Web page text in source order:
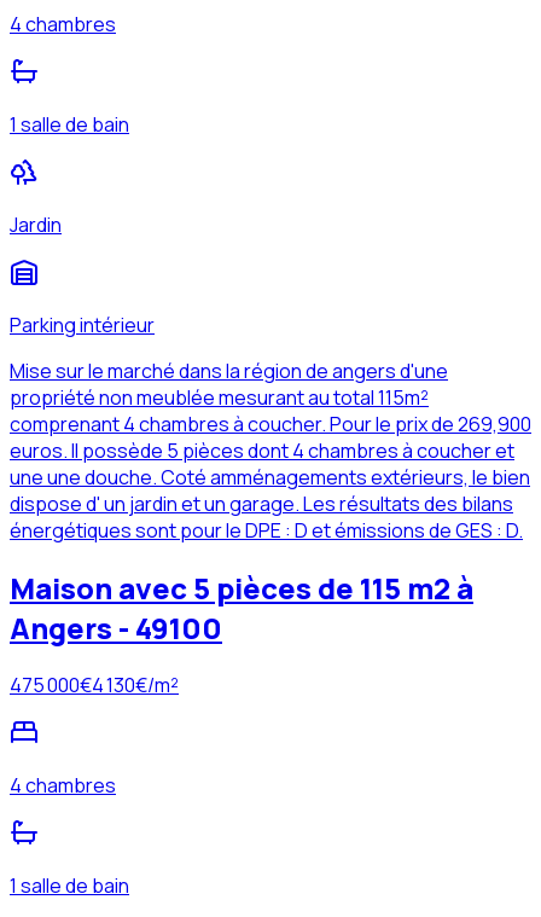
4 chambres
1 salle de bain
Jardin
Parking intérieur
Mise sur le marché dans la région de angers d'une
propriété non meublée mesurant au total 115m²
comprenant 4 chambres à coucher. Pour le prix de 269,900
euros. Il possède 5 pièces dont 4 chambres à coucher et
une une douche. Coté amménagements extérieurs, le bien
dispose d' un jardin et un garage. Les résultats des bilans
énergétiques sont pour le DPE : D et émissions de GES : D.
Maison avec 5 pièces de 115 m2 à
Angers - 49100
475 000€4 130€/m²
4 chambres
1 salle de bain